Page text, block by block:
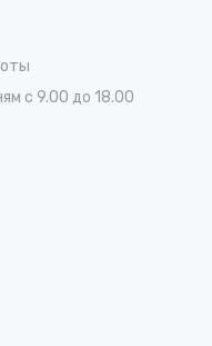
с 9.00 до 18.00